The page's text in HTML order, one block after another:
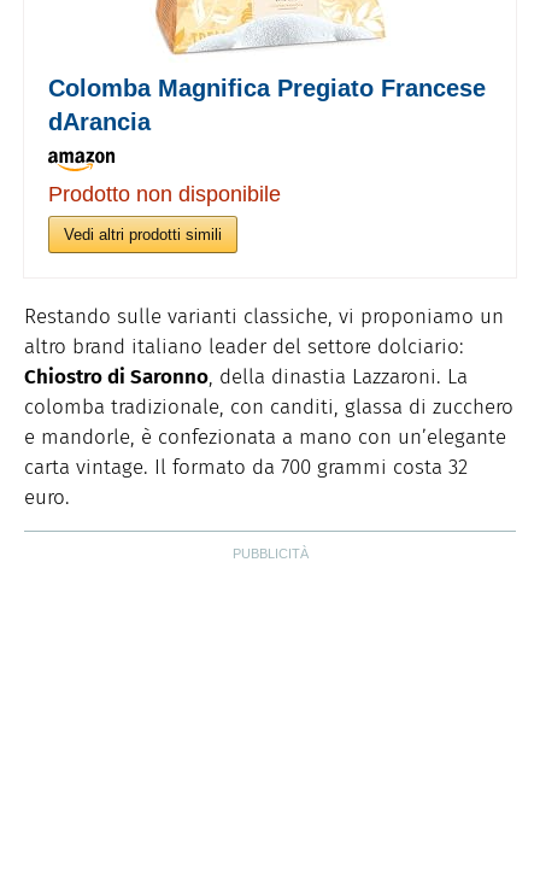
Colomba Magnifica Pregiato Francese
dArancia
Prodotto non disponibile
Vedi altri prodotti simili
Restando sulle varianti classiche, vi proponiamo un
altro brand italiano leader del settore dolciario:
Chiostro di Saronno, della dinastia Lazzaroni. La
colomba tradizionale, con canditi, glassa di zucchero
e mandorle, è confezionata a mano con un’elegante
carta vintage. Il formato da 700 grammi costa 32
euro.